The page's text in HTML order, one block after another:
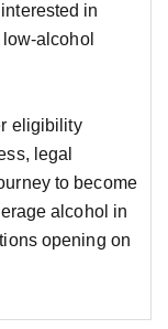
in
alcohol
eligibility
legal
to become
alcohol in
opening on